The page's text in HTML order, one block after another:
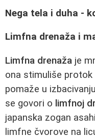
Nega tela i duha -
Limfna drenaža i
Limfna drenaža je
ona stimuliše
pomaže u
se govori o limfnoj
japanska zogan
limfne čvorove na